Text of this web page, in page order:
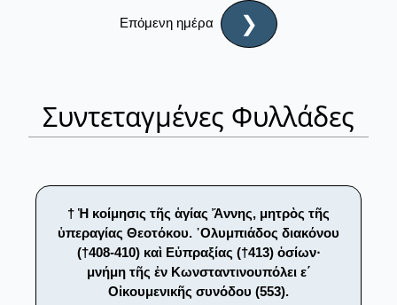
Επόμενη ημέρα ❯
Συντεταγμένες Φυλλάδες
† Ἡ κοίμησις τῆς ἁγίας Ἄννης, μητρὸς τῆς
ὑπεραγίας Θεοτόκου. ᾿Ολυμπιάδος διακόνου
(†408-410) καὶ Εὐπραξίας (†413) ὁσίων·
μνήμη τῆς ἐν Κωνσταντινουπόλει ε΄
Οἰκουμενικῆς συνόδου (553).